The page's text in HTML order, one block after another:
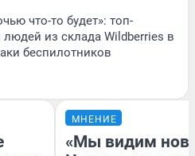
что-то будет»: топ-
из склада Wildberries в
беспилотников
МНЕНИЕ
«Мы видим